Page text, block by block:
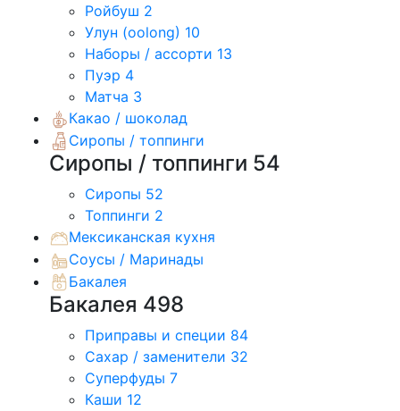
Ройбуш 2
Улун (oolong) 10
Наборы / ассорти 13
Пуэр 4
Матча 3
Какао / шоколад
Сиропы / топпинги
Сиропы / топпинги 54
Сиропы 52
Топпинги 2
Мексиканская кухня
Соусы / Маринады
Бакалея
Бакалея 498
Приправы и специи 84
Сахар / заменители 32
Суперфуды 7
Каши 12